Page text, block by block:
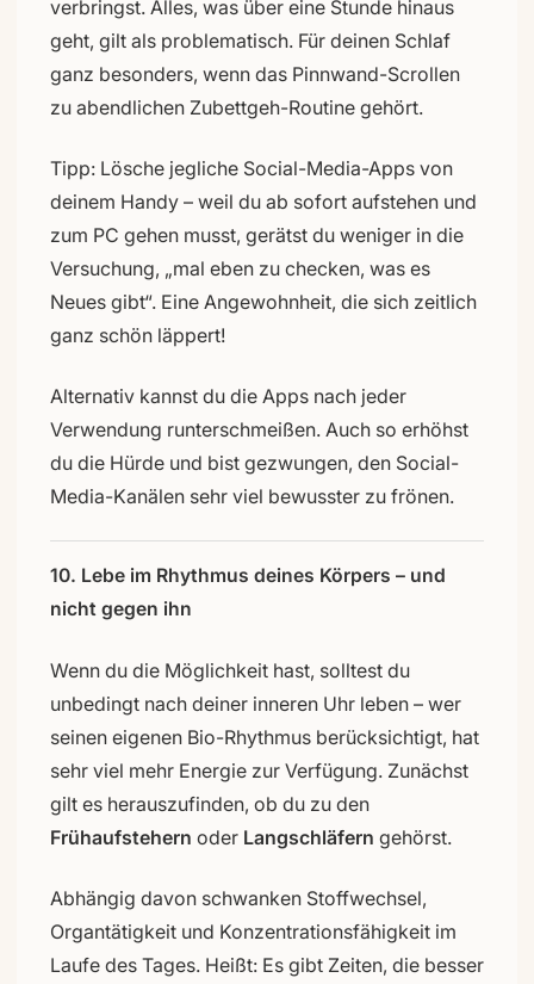
verbringst. Alles, was über eine Stunde hinaus
geht, gilt als problematisch. Für deinen Schlaf
ganz besonders, wenn das Pinnwand-Scrollen
zu abendlichen Zubettgeh-Routine gehört.
Tipp: Lösche jegliche Social-Media-Apps von
deinem Handy – weil du ab sofort aufstehen und
zum PC gehen musst, gerätst du weniger in die
Versuchung, „mal eben zu checken, was es
Neues gibt“. Eine Angewohnheit, die sich zeitlich
ganz schön läppert!
Alternativ kannst du die Apps nach jeder
Verwendung runterschmeißen. Auch so erhöhst
du die Hürde und bist gezwungen, den Social-
Media-Kanälen sehr viel bewusster zu frönen.
10. Lebe im Rhythmus deines Körpers – und
nicht gegen ihn
Wenn du die Möglichkeit hast, solltest du
unbedingt nach deiner inneren Uhr leben – wer
seinen eigenen Bio-Rhythmus berücksichtigt, hat
sehr viel mehr Energie zur Verfügung. Zunächst
gilt es herauszufinden, ob du zu den
Frühaufstehern oder Langschläfern gehörst.
Abhängig davon schwanken Stoffwechsel,
Organtätigkeit und Konzentrationsfähigkeit im
Laufe des Tages. Heißt: Es gibt Zeiten, die besser